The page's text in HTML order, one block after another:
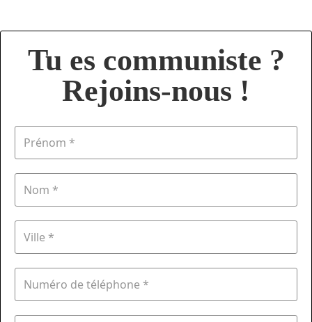
Tu es communiste ?
Rejoins-nous !